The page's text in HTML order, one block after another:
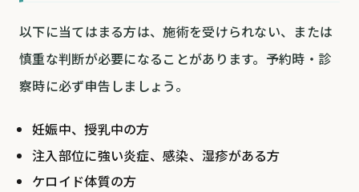
以下に当てはまる方は、施術を受けられない、または
慎重な判断が必要になることがあります。予約時・診
察時に必ず申告しましょう。
妊娠中、授乳中の方
注入部位に強い炎症、感染、湿疹がある方
ケロイド体質の方